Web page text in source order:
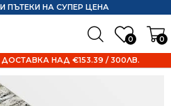
0 0
ПЪТЕКИ НА СУПЕР ЦЕНА
НАД €153.39 / 300ЛВ.